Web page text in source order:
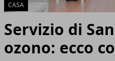
CASA
Servizio di
ozono: ecco